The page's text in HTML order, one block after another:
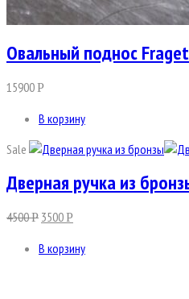
Овальный поднос
15900Р
В корзину
Sale
Дверная ручка из
4500Р 3500Р
В корзину